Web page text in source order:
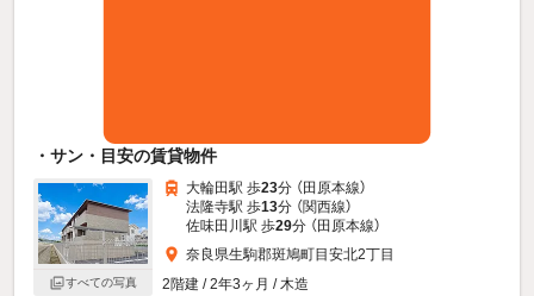
・サン・目安の賃貸物件
すべての写真
大輪田駅 歩23分 （田原本線）
法隆寺駅 歩13分 （関西線）
佐味田川駅 歩29分 （田原本線）
奈良県生駒郡斑鳩町目安北2丁目
2階建 / 2年3ヶ月 / 木造